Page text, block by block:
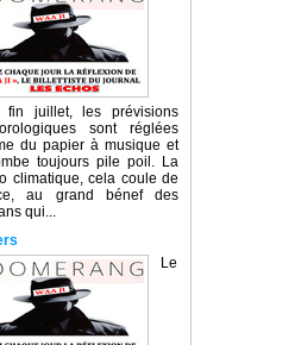
fin juillet, les prévisions
sont réglées
du papier à musique et
toujours pile poil. La
climatique, cela coule de
au grand bénef des
qui...
Le